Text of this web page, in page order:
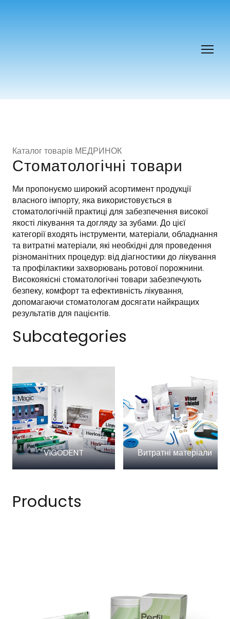
Каталог товарів МЕДРИНОК
Стоматологічні товари
Ми пропонуємо широкий асортимент продукції
власного імпорту, яка використовується в
стоматологічній практиці для забезпечення високої
якості лікування та догляду за зубами. До цієї
категорії входять інструменти, матеріали, обладнання
та витратні матеріали, які необхідні для проведення
різноманітних процедур: від діагностики до лікування
та профілактики захворювань ротової порожнини.
Високоякісні стоматологічні товари забезпечують
безпеку, комфорт та ефективність лікування,
допомагаючи стоматологам досягати найкращих
результатів для пацієнтів.
Subcategories
VIGODENT Витратні матеріали
Products